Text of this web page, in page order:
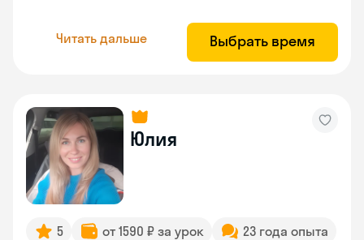
Читать дальше Выбрать время
Юлия
5 от 1590 ₽ за урок
23 года опыта